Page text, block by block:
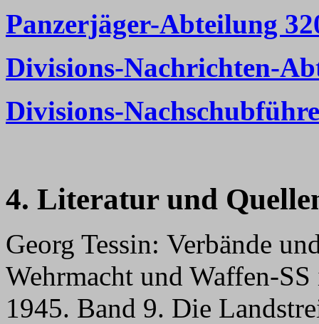
Panzerjäger-Abteilung
Divisions-Nachrichten-
Divisions-
4. Literatur und
Georg Tessin: Verbände
Wehrmacht und Waffen-
1945. Band 9. Die